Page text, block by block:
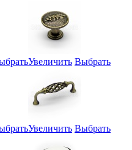
Увеличить Выбрать
Увеличить Выбрать